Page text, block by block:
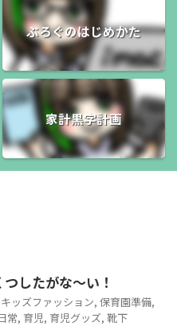
ぶろぐのはじめかた
家計黒字計画
したがな～い！
キッズファッション, 保育園準備,
常, 育児, 育児グッズ, 靴下